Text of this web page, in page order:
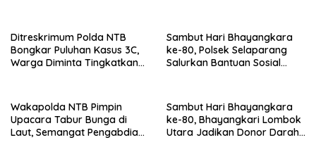
Ditreskrimum Polda NTB
Bongkar Puluhan Kasus 3C,
Warga Diminta Tingkatkan
Sambut Hari Bhayangkara
ke-80, Polsek Selaparang
Salurkan Bantuan Sosial
Wakapolda NTB Pimpin
Upacara Tabur Bunga di
Laut, Semangat Pengabdian
Sambut Hari Bhayangkara
ke-80, Bhayangkari Lombok
Utara Jadikan Donor Darah